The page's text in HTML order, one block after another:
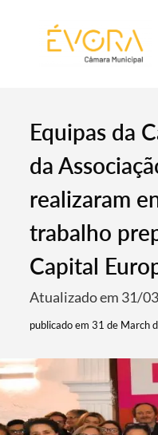
Equipas da
da
realizaram
trabalho
Capital
Atualizado em 31/
publicado em 31 de March